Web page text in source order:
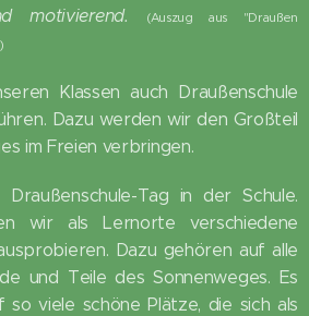
motivierend.
(Auszug aus "Draußen
Klassen auch Draußenschule
Dazu werden wir den Großteil
im Freien verbringen.
Tag in der Schule.
wir als Lernorte verschiedene
Dazu gehören auf alle
und Teile des Sonnenweges. Es
viele schöne Plätze, die sich als